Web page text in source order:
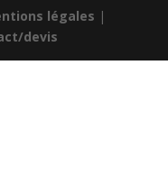
légales |
devis